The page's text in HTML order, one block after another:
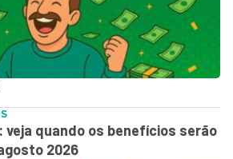
veja quando os benefícios serão
2026